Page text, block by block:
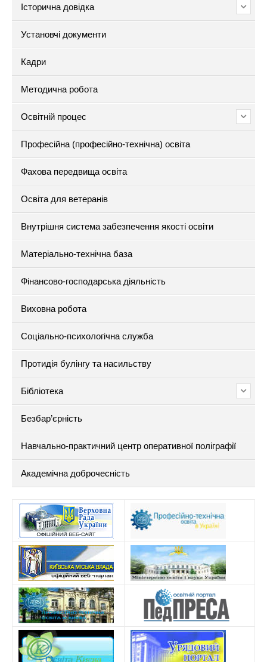
Історична довідка
Установчі документи
Кадри
Методична робота
Освітній процес
Професійна (професійно-технічна) освіта
Фахова передвища освіта
Освіта для ветеранів
Внутрішня система забезпечення якості освіти
Матеріально-технічна база
Фінансово-господарська діяльність
Виховна робота
Соціально-психологічна служба
Протидія булінгу та насильству
Бібліотека
Безбар’єрність
Навчально-практичний центр оперативної поліграфії
Академічна доброчесність